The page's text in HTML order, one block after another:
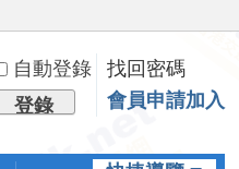
自動登錄
找回密碼
登錄 會員申請加入